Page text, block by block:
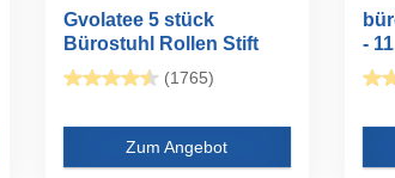
Gvolatee 5 stück
Bürostuhl Rollen Stift
11MM X...
(1765)
Zum Angebot
-